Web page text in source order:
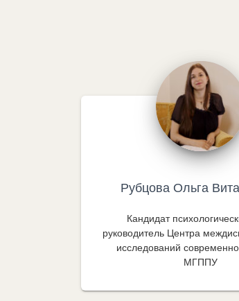
Рубцова Ольга
Кандидат
руководитель Центра
исследований
МГППУ